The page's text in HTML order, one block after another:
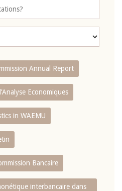
Annual Report
Economiques
in WAEMU
Bancaire
interbancaire dans